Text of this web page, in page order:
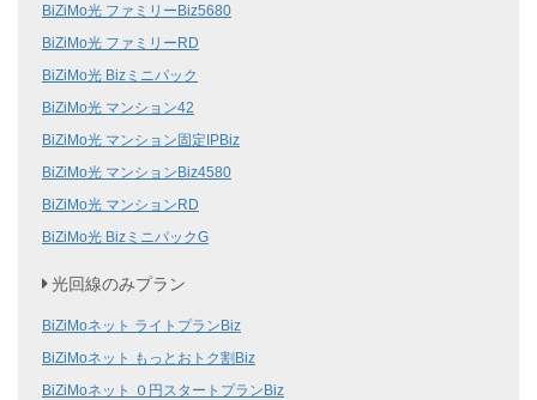
BiZiMo光 ファミリーBiz5680
BiZiMo光 ファミリーRD
BiZiMo光 Bizミニパック
BiZiMo光 マンション42
BiZiMo光 マンション固定IPBiz
BiZiMo光 マンションBiz4580
BiZiMo光 マンションRD
BiZiMo光 BizミニパックG
光回線のみプラン
BiZiMoネット ライトプランBiz
BiZiMoネット もっとおトク割Biz
BiZiMoネット ０円スタートプランBiz